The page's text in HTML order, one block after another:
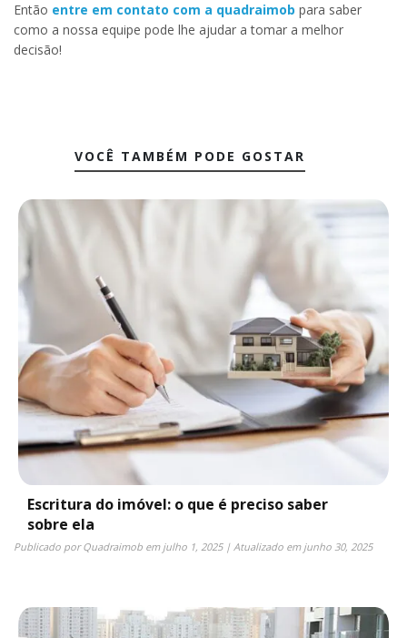
Então entre em contato com a quadraimob para saber
como a nossa equipe pode lhe ajudar a tomar a melhor
decisão!
VOCÊ TAMBÉM PODE GOSTAR
Escritura do imóvel: o que é preciso saber
sobre ela
Publicado porQuadraimob em julho 1, 2025| Atualizado em junho 30, 2025